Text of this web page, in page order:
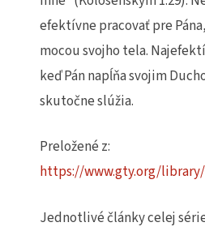
efektívne pracovať pre
mocou svojho tela.
keď Pán napĺňa svojim
skutočne slúžia.
Preložené z:
https://www.gty.org/
Jednotlivé články celej